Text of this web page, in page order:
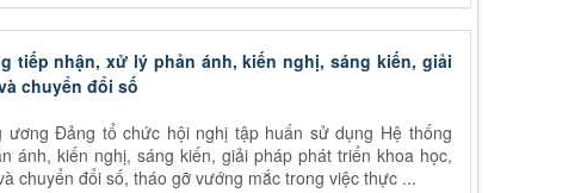
tiếp nhận, xử lý phản ánh, kiến nghị, sáng kiến, giải
chuyển đổi số
ương Đảng tổ chức hội nghị tập huấn sử dụng Hệ thống
ánh, kiến nghị, sáng kiến, giải pháp phát triển khoa học,
chuyển đổi số, tháo gỡ vướng mắc trong việc thực ...